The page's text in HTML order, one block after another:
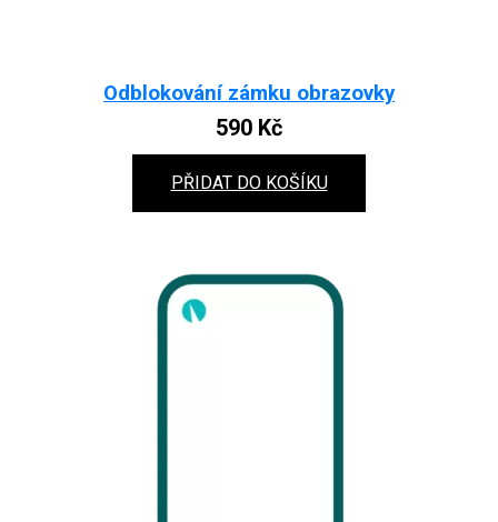
Odblokování zámku obrazovky
590 Kč
PŘIDAT DO KOŠÍKU